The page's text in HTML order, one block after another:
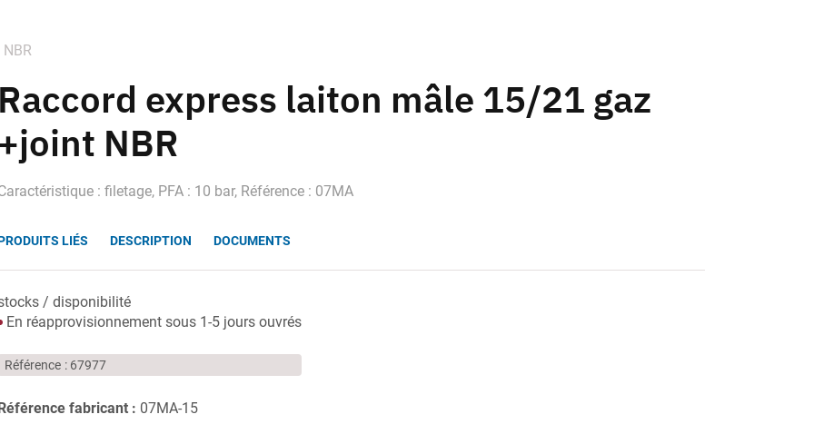
Raccord express laiton mâle 15/21 gaz
+joint NBR
: filetage, PFA : 10 bar, Référence : 07MA
LIÉS DESCRIPTION DOCUMENTS
/ disponibilité
En réapprovisionnement sous 1-5 jours ouvrés
Référence 67977
fabricant : 07MA-15